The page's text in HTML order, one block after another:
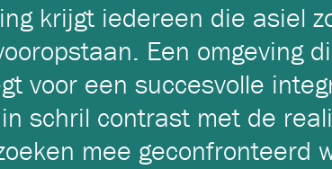
krijgt iedereen die asiel
Een omgeving
voor een succesvolle
schril contrast met de
mee geconfronteerd